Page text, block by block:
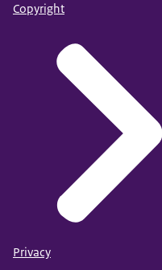
Copyright
Privacy